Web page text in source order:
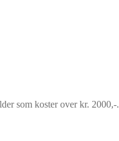
som koster over kr. 2000,-.